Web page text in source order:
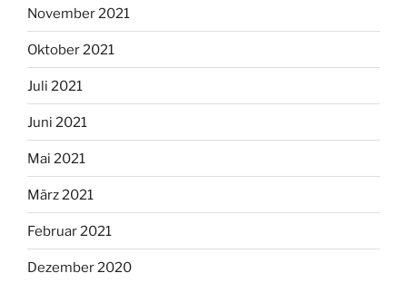
November 2021
Oktober 2021
Juli 2021
Juni 2021
Mai 2021
März 2021
Februar 2021
Dezember 2020